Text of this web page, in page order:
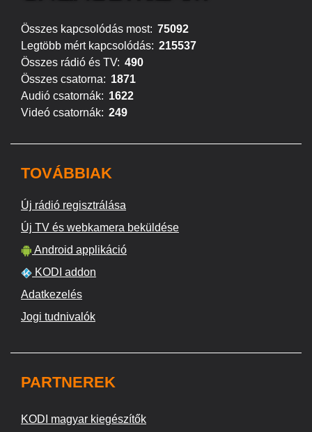
Összes kapcsolódás most: 75092
Legtöbb mért kapcsolódás: 215537
Összes rádió és TV: 490
Összes csatorna: 1871
Audió csatornák: 1622
Videó csatornák: 249
TOVÁBBIAK
Új rádió regisztrálása
Új TV és webkamera beküldése
Android applikáció
KODI addon
Adatkezelés
Jogi tudnivalók
PARTNEREK
KODI magyar kiegészítők